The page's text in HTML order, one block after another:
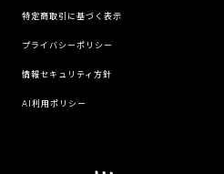
特定商取引に基づく表示
プライバシーポリシー
情報セキュリティ方針
AI利用ポリシー